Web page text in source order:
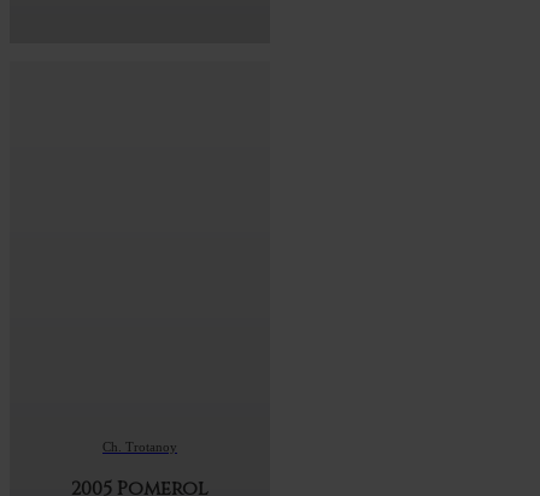
Ch. Trotanoy
2005 Pomerol